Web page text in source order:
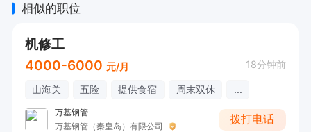
相似的职位
机修工
4000-6000 元/月 18分钟前
山海关 五险 提供食宿 周末双休 ...
万基钢管
万基钢管（秦皇岛）有限公司
拨打电话